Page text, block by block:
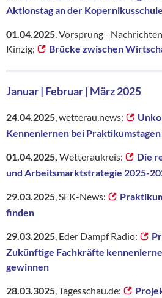
Aktionstag an der
01.04.2025, Vorsprung -
Kinzig:
Brücke zwischen
Januar | Februar | März 2025
24.04.2025, wetterau.news:
Kennenlernen bei Praktikumstagen
01.04.2025, Wetteraukreis:
Die
und Arbeitsmarktstrategie 2025-
29.03.2025, SEK-News:
finden
29.03.2025, Eder Dampf Radio:
Zukünftige Fachkräfte
gewinnen
28.03.3025 , Tagesschau.de: